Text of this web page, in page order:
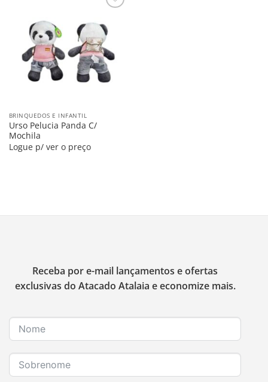
Lista
BRINQUEDOS E INFANTIL
Urso Pelucia Panda C/
Mochila
Logue p/ ver o preço
Receba por e-mail lançamentos e ofertas
exclusivas do Atacado Atalaia e economize mais.